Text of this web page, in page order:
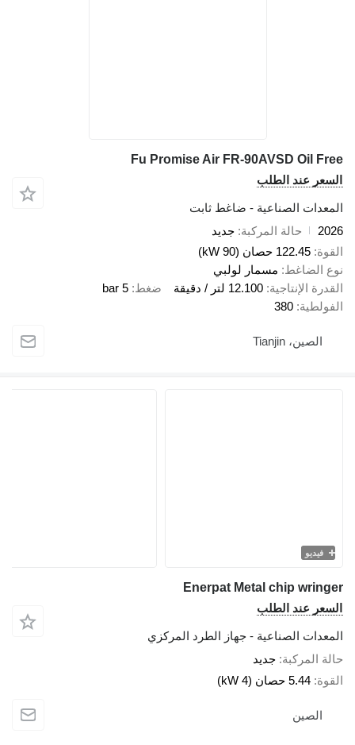
Fu Promise Air FR-90AVSD Oil
عند الطلب
الصناعية - ضاغط ثابت
حالة المركبة جديد
122.45 حصان (90 kW)
مسمار لولبي
12.100 لتر / دقيقة ضغط
380
Enerpat Metal chip
عند الطلب
الصناعية - جهاز الطرد المركزي
جديد
5.44 حصان (4 kW)